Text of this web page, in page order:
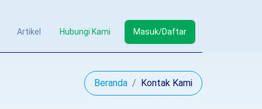
Artikel Hubungi Kami Masuk/Daftar
Beranda Kontak Kami